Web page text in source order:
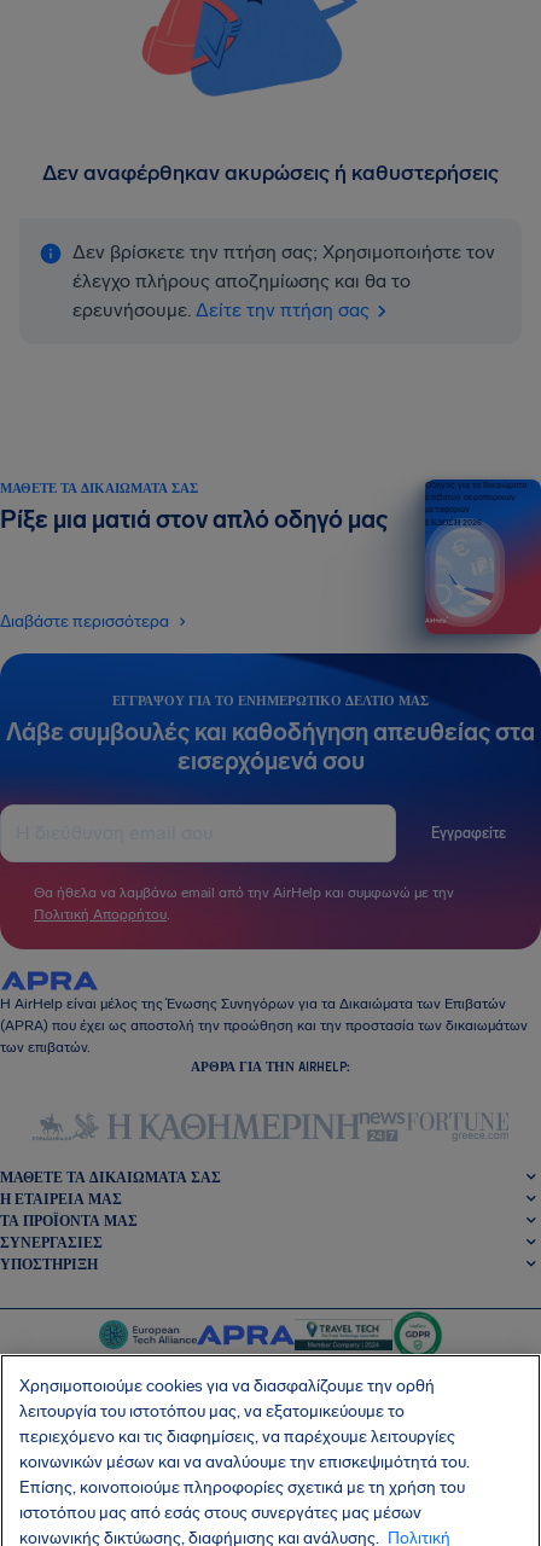
Δεν αναφέρθηκαν ακυρώσεις ή καθυστερήσεις
Δεν βρίσκετε την πτήση σας; Χρησιμοποιήστε τον
έλεγχο πλήρους αποζημίωσης και θα το
ερευνήσουμε. Δείτε την πτήση σας
ΕΓΓΡΆΨΟΥ ΓΙΑ ΤΟ ΕΝΗΜΕΡΩΤΙΚΌ ΔΕΛΤΊΟ ΜΑΣ
Λάβε συμβουλές και καθοδήγηση απευθείας στα
εισερχόμενά σου
Εγγραφείτε
Θα ήθελα να λαμβάνω email από την AirHelp και συμφωνώ με την
Πολιτική Απορρήτου.
ΜΆΘΕΤΕ ΤΑ ΔΙΚΑΙΏΜΑΤΆ ΣΑΣ
Ρίξε μια ματιά στον απλό οδηγό μας
Διαβάστε περισσότερα
Οδηγός για τα δικαιώματα
επιβατών αεροπορικών
μεταφορών
ΕΚΔΟΣΗ 2026
Η AirHelp είναι μέλος της Ένωσης Συνηγόρων για τα Δικαιώματα των Επιβατών
(APRA) που έχει ως αποστολή την προώθηση και την προστασία των δικαιωμάτων
των επιβατών.
ΆΡΘΡΑ ΓΙΑ ΤΗΝ AIRHELP:
ΜΆΘΕΤΕ ΤΑ ΔΙΚΑΙΏΜΑΤΆ ΣΑΣ
Η ΕΤΑΙΡΕΊΑ ΜΑΣ
ΤΑ ΠΡΟΪΌΝΤΑ ΜΑΣ
ΣΥΝΕΡΓΑΣΊΕΣ
ΥΠΟΣΤΉΡΙΞΗ
SocialFacebook
SocialTwitter
SocialInstagram
SocialLinkedin
ΑΠΟΚΤΉΣΤΕ ΤΗ ΔΩΡΕΆΝ ΕΦΑΡΜΟΓΉ ΜΑΣ
Χρησιμοποιούμε cookies για να διασφαλίζουμε την ορθή
λειτουργία του ιστοτόπου μας, να εξατομικεύουμε το
περιεχόμενο και τις διαφημίσεις, να παρέχουμε λειτουργίες
κοινωνικών μέσων και να αναλύουμε την επισκεψιμότητά του.
Επίσης, κοινοποιούμε πληροφορίες σχετικά με τη χρήση του
ιστοτόπου μας από εσάς στους συνεργάτες μας μέσων
κοινωνικής δικτύωσης, διαφήμισης και ανάλυσης. Πολιτική